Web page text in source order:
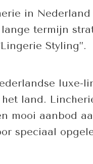
in
termijn
Styling”.
luxe-
land.
mooi aanbod
speciaal